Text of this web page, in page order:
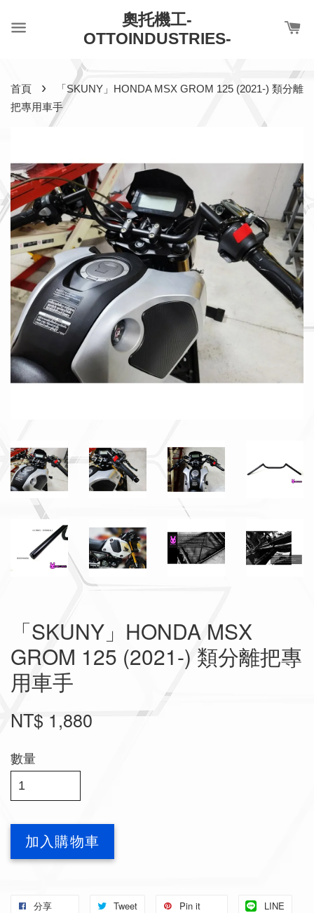
奧托機工-
OTTOINDUSTRIES-
首頁 ›
「SKUNY」HONDA MSX GROM 125 (2021-) 類分離
把專用車手
「SKUNY」HONDA MSX
GROM 125 (2021-) 類分離把專
用車手
NT$ 1,880
數量
加入購物車
分享 Tweet Pin it LINE